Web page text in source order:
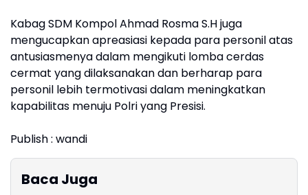
Kabag SDM Kompol Ahmad Rosma S.H juga
mengucapkan apreasiasi kepada para personil atas
antusiasmenya dalam mengikuti lomba cerdas
cermat yang dilaksanakan dan berharap para
personil lebih termotivasi dalam meningkatkan
kapabilitas menuju Polri yang Presisi.
Publish : wandi
Baca Juga